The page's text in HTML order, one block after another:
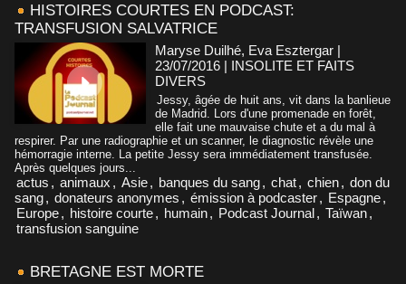
HISTOIRES COURTES EN PODCAST:
TRANSFUSION SALVATRICE
Maryse Duilhé, Eva Esztergar |
23/07/2016 | INSOLITE ET FAITS
DIVERS
Jessy, âgée de huit ans, vit dans la banlieue
de Madrid. Lors d'une promenade en forêt,
elle fait une mauvaise chute et a du mal à
respirer. Par une radiographie et un scanner, le diagnostic révèle une
hémorragie interne. La petite Jessy sera immédiatement transfusée.
Après quelques jours...
actus , animaux , Asie, banques du sang, chat, chien, don du
sang, donateurs anonymes , émission à podcaster, Espagne,
Europe, histoire courte, humain, Podcast Journal, Taïwan,
transfusion sanguine
BRETAGNE EST MORTE